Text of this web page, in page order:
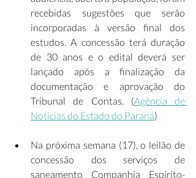
recebidas sugestões que serão
incorporadas à versão final dos
estudos. A concessão terá duração
de 30 anos e o edital deverá ser
lançado após a finalização da
documentação e aprovação do
Tribunal de Contas. (Agência de
Notícias do Estado do Paraná)
Na próxima semana (17), o leilão de
concessão dos serviços de
saneamento Companhia Espírito-